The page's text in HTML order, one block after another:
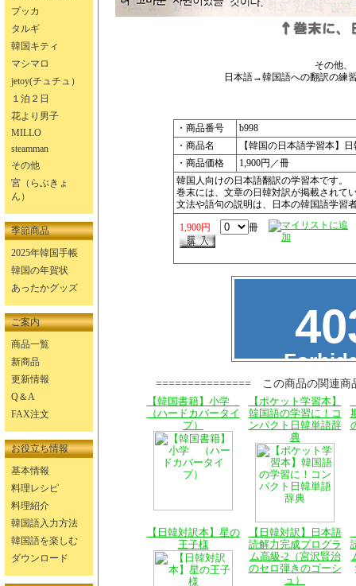
プッカ
タルギ
韓国キティ
マシマロ
jetoy(チュチュ）
１泊２日
花より男子
MILLO
steamman
その他
宮（らぶきょ
ん）
季節商品
2025年韓国手帳
韓国の年賀状
あったかグッズ
ご案内
商品一覧
新商品
更新情報
Q＆A
FAX注文
お役立ち情報
基本情報
料理レシピ
料理紹介
韓国語入力方法
韓国語を楽しむ
ダウンロード
その他、
日本語→韓国語への翻訳の練
・商品番号
b998
・商品名
【韓国の日本語学習本】
・商品価格
1,900円／冊
韓国人向けの日本語翻訳の学習本です。
巻末には、文章の日韓対訳が掲載されて
文法や語句の説明は、日本の韓国語学習
1,900円 冊
=============== この商品の関連
【韓国書籍】小学
（ハードカバータイ
プ）
【ポケット学習本】
韓国語の学習に！コ
ンパクト日韓単語辞
典
【日韓対訳本】星の
王子様
【日韓対訳】日本語
読解力完成プログラ
ム高級-2（宮沢賢治
のセロ弾きのゴーシ
ュ）